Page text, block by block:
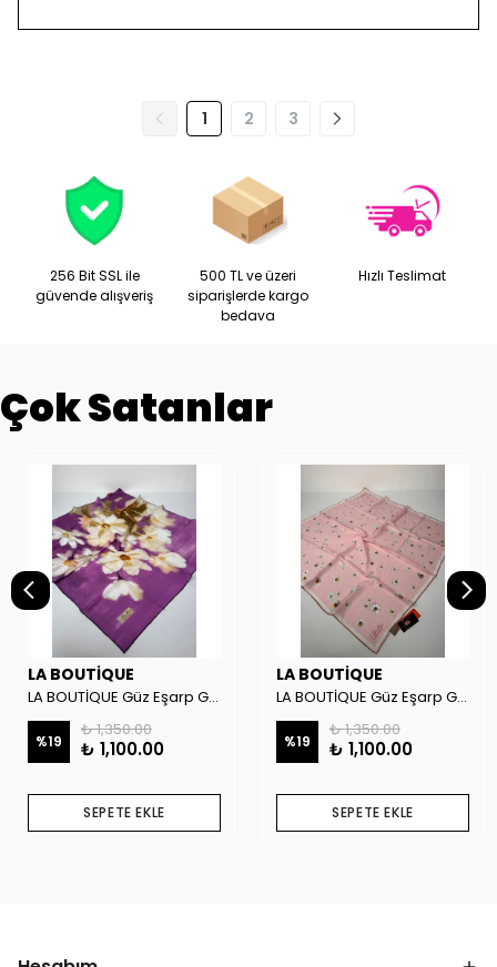
1 2 3
256 Bit SSL ile
güvende alışveriş
500 TL ve üzeri
siparişlerde kargo
bedava
Hızlı Teslimat
Çok Satanlar
LA BOUTİQUE
LA BOUTİQUE Güz Eşarp GYSE262908
%19
₺ 1,350.00
₺ 1,100.00
SEPETE EKLE
LA BOUTİQUE
LA BOUTİQUE Güz Eşarp GYSE130804
%19
₺ 1,350.00
₺ 1,100.00
SEPETE EKLE